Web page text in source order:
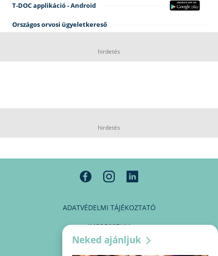
T-DOC applikáció - Android
Országos orvosi ügyeletkereső
hirdetés
hirdetés
ADATVÉDELMI TÁJÉKOZTATÓ
IMPRESSZUM
MÉDIAAJÁNLAT
Neked ajánljuk